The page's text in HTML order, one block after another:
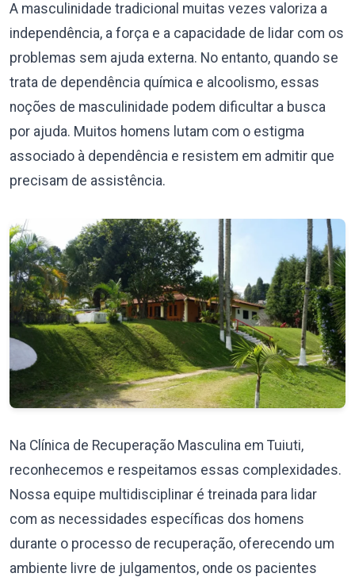
A masculinidade tradicional muitas vezes valoriza a
independência, a força e a capacidade de lidar com os
problemas sem ajuda externa. No entanto, quando se
trata de dependência química e alcoolismo, essas
noções de masculinidade podem dificultar a busca
por ajuda. Muitos homens lutam com o estigma
associado à dependência e resistem em admitir que
precisam de assistência.
Na Clínica de Recuperação Masculina em Tuiuti,
reconhecemos e respeitamos essas complexidades.
Nossa equipe multidisciplinar é treinada para lidar
com as necessidades específicas dos homens
durante o processo de recuperação, oferecendo um
ambiente livre de julgamentos, onde os pacientes